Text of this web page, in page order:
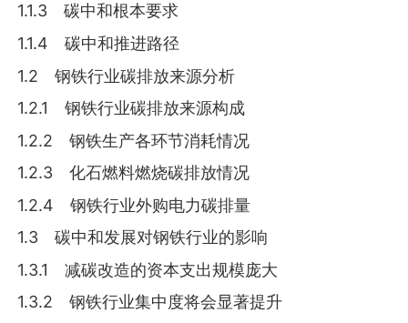
1.1.3 碳中和根本要求
1.1.4 碳中和推进路径
1.2 钢铁行业碳排放来源分析
1.2.1 钢铁行业碳排放来源构成
1.2.2 钢铁生产各环节消耗情况
1.2.3 化石燃料燃烧碳排放情况
1.2.4 钢铁行业外购电力碳排量
1.3 碳中和发展对钢铁行业的影响
1.3.1 减碳改造的资本支出规模庞大
1.3.2 钢铁行业集中度将会显著提升